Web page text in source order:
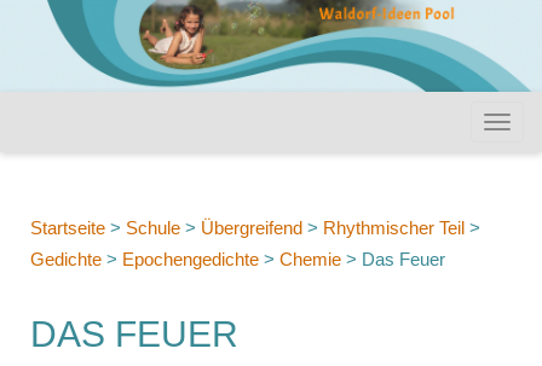
Startseite > Schule > Übergreifend > Rhythmischer Teil >
Gedichte > Epochengedichte > Chemie > Das Feuer
DAS FEUER